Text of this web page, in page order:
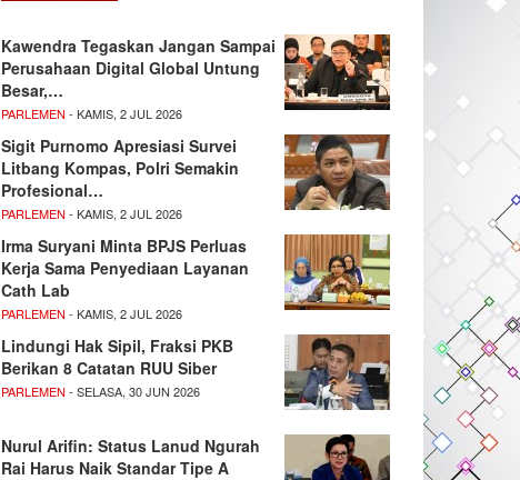
Kawendra Tegaskan Jangan Sampai
Perusahaan Digital Global Untung
Besar,…
PARLEMEN - KAMIS, 2 JUL 2026
Sigit Purnomo Apresiasi Survei
Litbang Kompas, Polri Semakin
Profesional…
PARLEMEN - KAMIS, 2 JUL 2026
Irma Suryani Minta BPJS Perluas
Kerja Sama Penyediaan Layanan
Cath Lab
PARLEMEN - KAMIS, 2 JUL 2026
Lindungi Hak Sipil, Fraksi PKB
Berikan 8 Catatan RUU Siber
PARLEMEN - SELASA, 30 JUN 2026
Nurul Arifin: Status Lanud Ngurah
Rai Harus Naik Standar Tipe A